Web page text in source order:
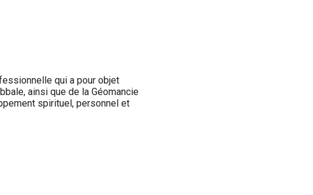
qui a pour objet
ainsi que de la Géomancie
spirituel, personnel et